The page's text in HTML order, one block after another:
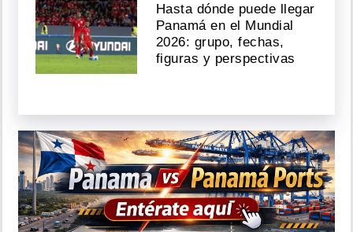
Hasta dónde puede llegar
Panamá en el Mundial
2026: grupo, fechas,
figuras y perspectivas